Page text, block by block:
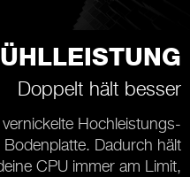
Doppelt hält besser
Hochleistungs-
Dadurch hält
CPU immer am Limit,